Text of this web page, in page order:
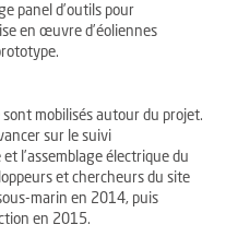
panel d’outils pour
en œuvre d’éoliennes
mobilisés autour du projet.
sur le suivi
l’assemblage électrique du
et chercheurs du site
marin en 2014, puis
en 2015.